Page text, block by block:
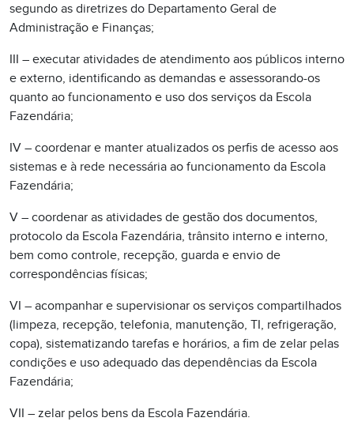
segundo as diretrizes do Departamento Geral de
Administração e Finanças;
III – executar atividades de atendimento aos públicos interno
e externo, identificando as demandas e assessorando-os
quanto ao funcionamento e uso dos serviços da Escola
Fazendária;
IV – coordenar e manter atualizados os perfis de acesso aos
sistemas e à rede necessária ao funcionamento da Escola
Fazendária;
V – coordenar as atividades de gestão dos documentos,
protocolo da Escola Fazendária, trânsito interno e interno,
bem como controle, recepção, guarda e envio de
correspondências físicas;
VI – acompanhar e supervisionar os serviços compartilhados
(limpeza, recepção, telefonia, manutenção, TI, refrigeração,
copa), sistematizando tarefas e horários, a fim de zelar pelas
condições e uso adequado das dependências da Escola
Fazendária;
VII – zelar pelos bens da Escola Fazendária.